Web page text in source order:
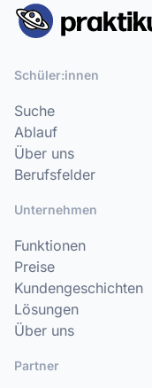
Schüler:innen
Suche
Ablauf
Über uns
Berufsfelder
Unternehmen
Funktionen
Preise
Kundengeschichten
Lösungen
Über uns
Partner